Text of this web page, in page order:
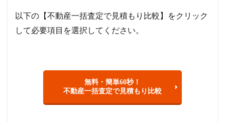
以下の【不動産一括査定で見積もり比較】をクリック
して必要項目を選択してください。
無料・簡単60秒！
不動産一括査定で見積もり比較